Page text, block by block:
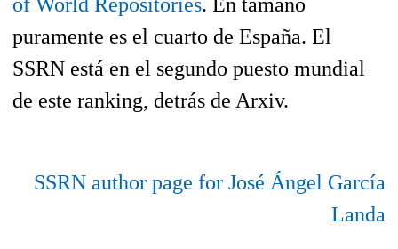
puramente es el cuarto de España. El
SSRN está en el segundo puesto mundial
de este ranking, detrás de Arxiv.
SSRN author page for José Ángel García
Landa